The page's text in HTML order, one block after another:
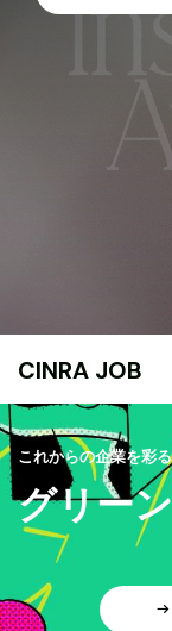
CINRA JOB
これからの企業を彩
グリー